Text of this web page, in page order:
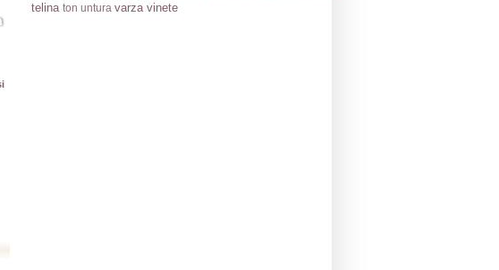
telina ton untura varza vinete